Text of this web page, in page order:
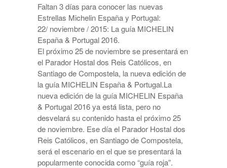
Faltan 3 días para conocer las nuevas
Estrellas Michelin España y Portugal:
22/ noviembre / 2015: La guía MICHELIN
España & Portugal 2016.
El próximo 25 de noviembre se presentará en
el Parador Hostal dos Reis Católicos, en
Santiago de Compostela, la nueva edición de
la guía MICHELIN España & Portugal.La
nueva edición de la guía MICHELIN España
& Portugal 2016 ya está lista, pero no
desvelará su contenido hasta el próximo 25
de noviembre. Ese día el Parador Hostal dos
Reis Católicos, en Santiago de Compostela,
será el escenario en el que se presentará la
popularmente conocida como “guía roja”.